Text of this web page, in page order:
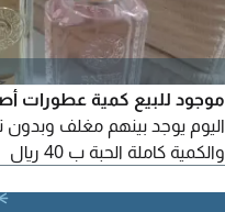
موجود للبيع كمية عطورات
اليوم يوجد بينهم مغلف
والكمية كاملة الحبة ب 40 ريال